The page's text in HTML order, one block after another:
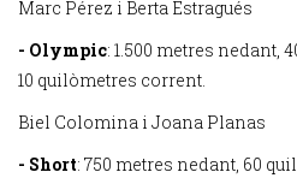
Marc Pérez i Berta Estragués
- Olympic: 1.500 metres nedant,
10 quilòmetres corrent.
Biel Colomina i Joana Planas
- Short: 750 metres nedant, 60